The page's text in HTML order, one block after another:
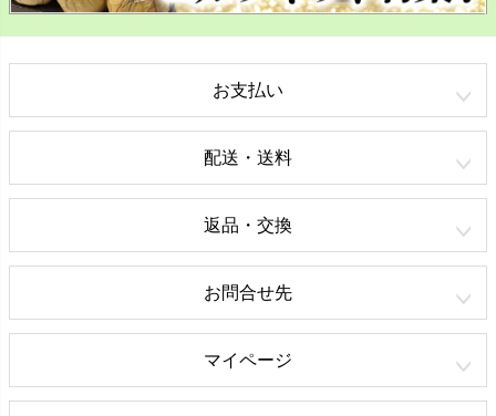
お支払い
配送・送料
返品・交換
お問合せ先
マイページ